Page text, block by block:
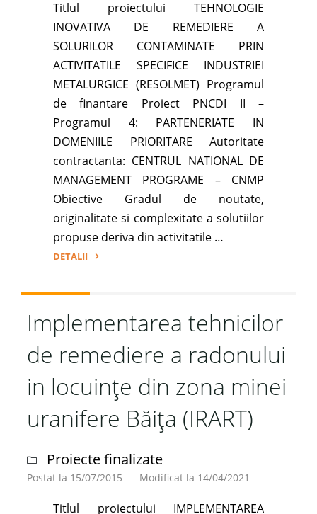
Titlul proiectului TEHNOLOGIE
INOVATIVA DE REMEDIERE A
SOLURILOR CONTAMINATE PRIN
ACTIVITATILE SPECIFICE INDUSTRIEI
METALURGICE (RESOLMET) Programul
de finantare Proiect PNCDI II –
Programul 4: PARTENERIATE IN
DOMENIILE PRIORITARE Autoritate
contractanta: CENTRUL NATIONAL DE
MANAGEMENT PROGRAME – CNMP
Obiective Gradul de noutate,
originalitate si complexitate a solutiilor
propuse deriva din activitatile …
DETALII
inovativa
remediere
solurilor
contaminate
activitatile
industriei
metalurgice
Implementarea tehnicilor
de remediere a radonului
in locuințe din zona minei
uranifere Băița (IRART)
Proiecte finalizate
Postat la 15/07/2015 Modificat la 14/04/2021
Titlul proiectului IMPLEMENTAREA